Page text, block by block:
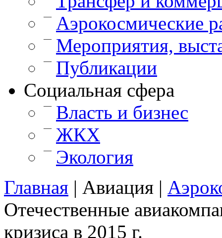
— Аэрокосмические
— Мероприятия,
— Публикации
Cоциальная сфера
— Власть и бизнес
— ЖКХ
—
Экология
Главная | Авиация |
Отечественные
кризиса в 2015 г.